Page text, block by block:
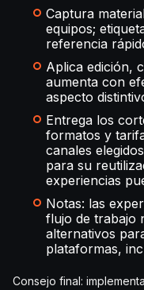
Captura
equipos;
referencia
Aplica edición,
aumenta con
aspecto
Entrega los
formatos y
canales
para su
experiencias
Notas: las
flujo de trabajo
alternativos
plataformas,
Consejo final: